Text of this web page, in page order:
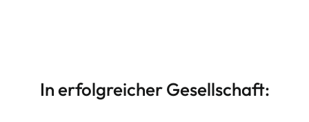
In erfolgreicher Gesellschaft: